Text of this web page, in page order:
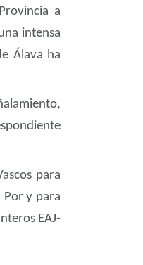
a
intensa
Álava ha
para
Por y para
EAJ-